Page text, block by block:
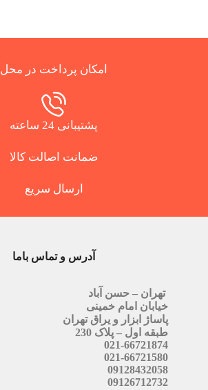
امکان پرداخت در محل
پشتیبانی 24 ساعته
ضمانت اصالت کالا
ارسال سریع
آدرس و تماس باما
تهران – حسن آباد
خیابان امام خمینی
پاساژ ابزار و یراق تهران
طبقه اول – پلاک 230
021-66721874
021-66721580
09128432058
09126712732